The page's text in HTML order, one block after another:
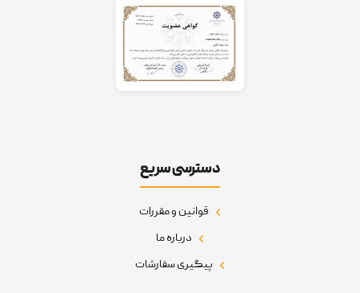
دسترسی سریع
قوانین و مقررات
درباره ما
پیگیری سفارشات